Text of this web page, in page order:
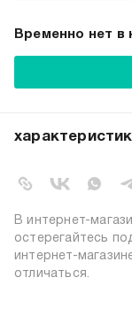
Временно нет в
коллекция:
вид застежки:
цвет:
состав:
В интернет-
остерегайтесь
интернет-
отличаться.